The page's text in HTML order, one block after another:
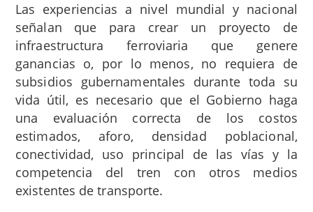
Las experiencias a nivel mundial y nacional
señalan que para crear un proyecto de
infraestructura ferroviaria que genere
ganancias o, por lo menos, no requiera de
subsidios gubernamentales durante toda su
vida útil, es necesario que el Gobierno haga
una evaluación correcta de los costos
estimados, aforo, densidad poblacional,
conectividad, uso principal de las vías y la
competencia del tren con otros medios
existentes de transporte.